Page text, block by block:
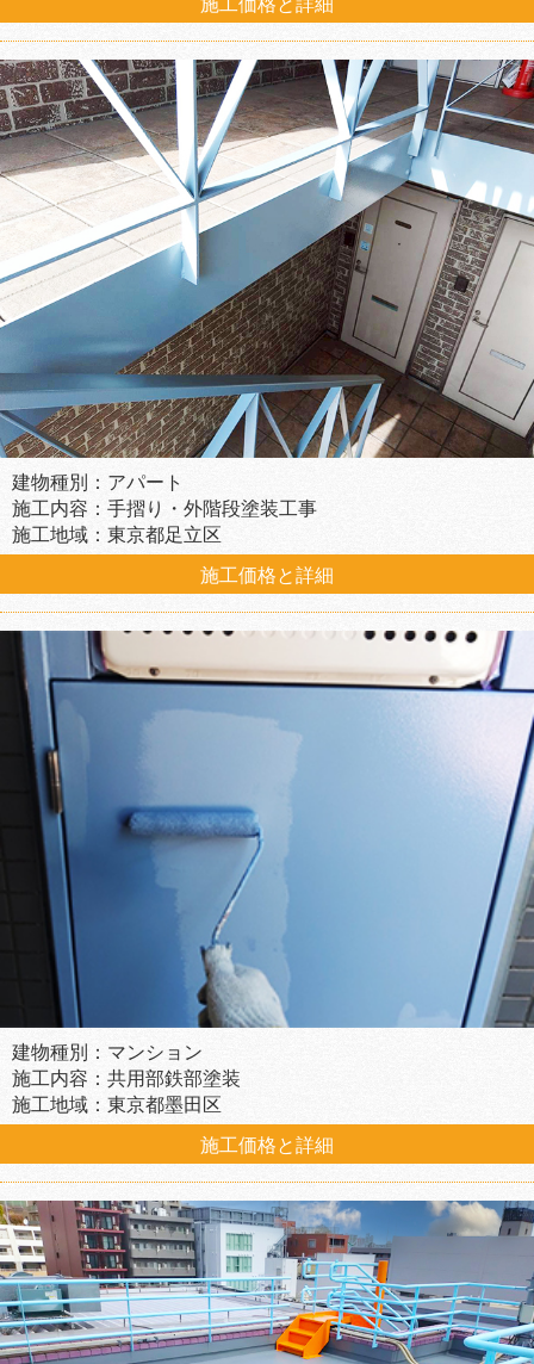
施工価格と詳細
建物種別：アパート
施工内容：手摺り・外階段塗装工事
施工地域：東京都足立区
施工価格と詳細
建物種別：マンション
施工内容：共用部鉄部塗装
施工地域：東京都墨田区
施工価格と詳細